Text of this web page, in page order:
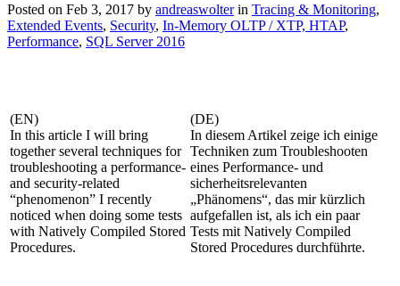
Posted on Feb 3, 2017 by andreaswolterin Tracing & Monitoring,
Extended Events, Security, In-Memory OLTP / XTP, HTAP,
Performance, SQL Server 2016
(EN)
In this article I will bring
together several techniques for
troubleshooting a performance-
and security-related
“phenomenon” I recently
noticed when doing some tests
with Natively Compiled Stored
Procedures.
(DE)
In diesem Artikel zeige ich einige
Techniken zum Troubleshooten
eines Performance- und
sicherheitsrelevanten
„Phänomens“, das mir kürzlich
aufgefallen ist, als ich ein paar
Tests mit Natively Compiled
Stored Procedures durchführte.